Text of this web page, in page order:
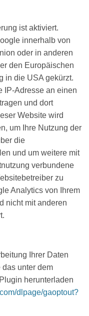
ist aktiviert.
innerhalb von
oder in anderen
den Europäischen
in die USA gekürzt.
IP-Adresse an einen
und dort
Website wird
um Ihre Nutzung der
die
und um weitere mit
verbundene
zu
Analytics von Ihrem
nicht mit anderen
Ihrer Daten
unter dem
herunterladen
dlpage/gaoptout?